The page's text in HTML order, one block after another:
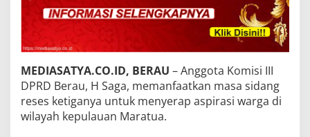
MEDIASATYA.CO.ID, BERAU – Anggota Komisi III
DPRD Berau, H Saga, memanfaatkan masa sidang
reses ketiganya untuk menyerap aspirasi warga di
wilayah kepulauan Maratua.